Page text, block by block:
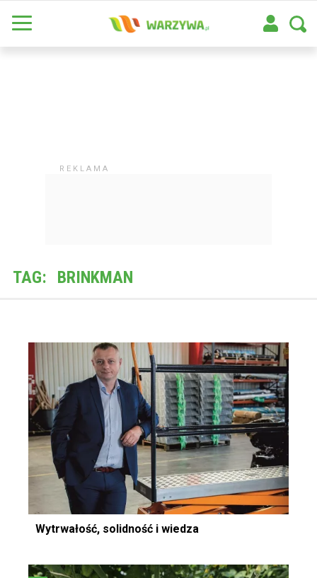
TAG: BRINKMAN
Wytrwałość, solidność i wiedza